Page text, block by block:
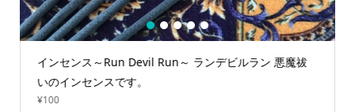
インセンス～Run Devil Run～ ランデビルラン 悪魔祓
いのインセンスです。
¥100
1 2 3 4 5